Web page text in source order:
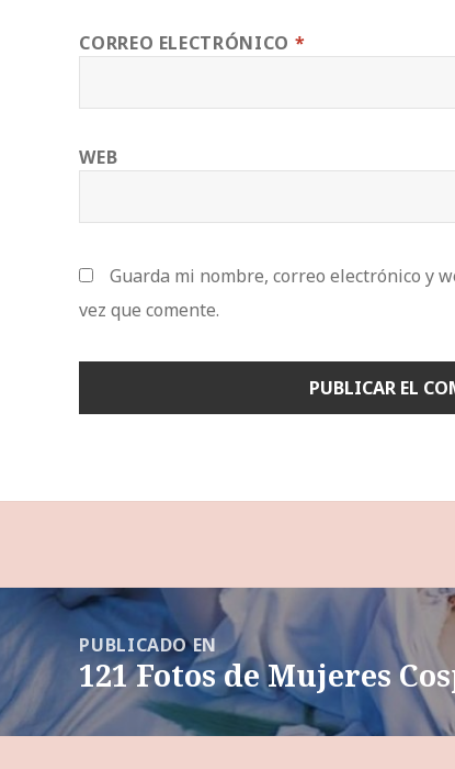
CORREO ELECTRÓNICO *
WEB
Guarda mi nombre, correo electrónico y
vez que comente.
Navegación
de
entradas
PUBLICADO EN
121 Fotos de Mujeres